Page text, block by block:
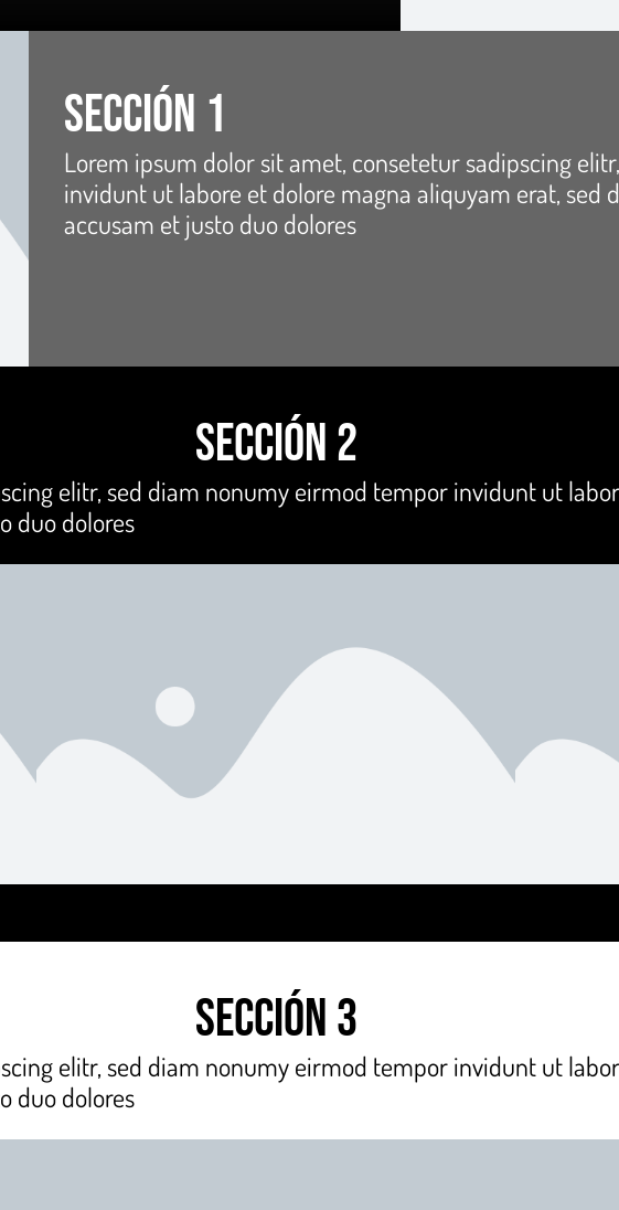
Sección 1
Lorem ipsum dolor sit amet, consetetur sadipscing
invidunt ut labore et dolore magna aliquyam erat, sed
accusam et justo duo dolores
Sección 2
elitr, sed diam nonumy eirmod tempor invidunt ut
duo dolores
Sección 3
elitr, sed diam nonumy eirmod tempor invidunt ut
duo dolores